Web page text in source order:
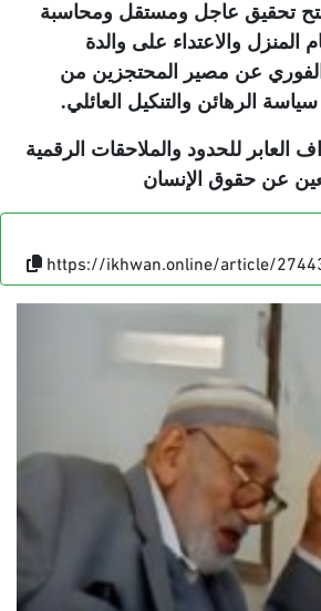
تحقيق عاجل ومستقل ومحاسبة
المنزل والاعتداء على والدة
عن مصير المحتجزين من
الرهائن والتنكيل العائلي.
العابر للحدود والملاحقات الرقمية
عن حقوق الإنسان
https://ikhwan.online/article/